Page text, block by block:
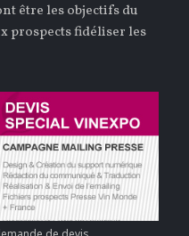
être les objectifs du
prospects fidéliser les